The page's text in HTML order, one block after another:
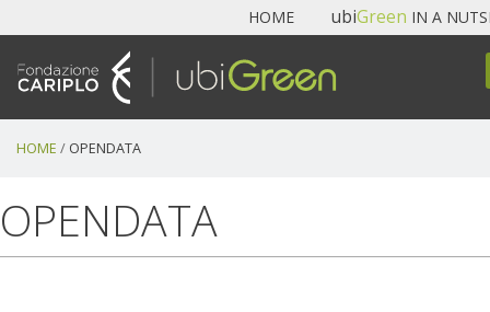
content.
Navigazione
HOME ubiGreen IN A
HOME / OPENDATA
OPENDATA